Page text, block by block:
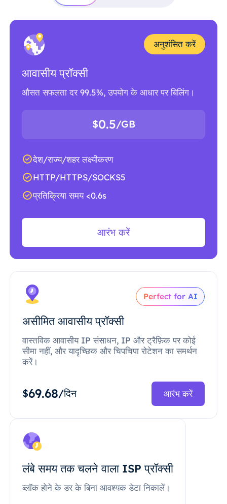
अनुशंसित करें
आवासीय प्रॉक्सी
औसत सफलता दर 99.5%, उपयोग के आधार पर बिलिंग।
$0.5/GB
देश/राज्य/शहर लक्ष्यीकरण
HTTP/HTTPS/SOCKS5
प्रतिक्रिया समय <0.6s
आरंभ करें
Perfect for AI
असीमित आवासीय प्रॉक्सी
वास्तविक आवासीय IP संसाधन, IP और ट्रैफ़िक पर कोई
सीमा नहीं, और यादृच्छिक और चिपचिपा रोटेशन का समर्थन
करें।
$69.68/दिन आरंभ करें
लंबे समय तक चलने वाला ISP प्रॉक्सी
ब्लॉक होने के डर के बिना आवश्यक डेटा निकालें।